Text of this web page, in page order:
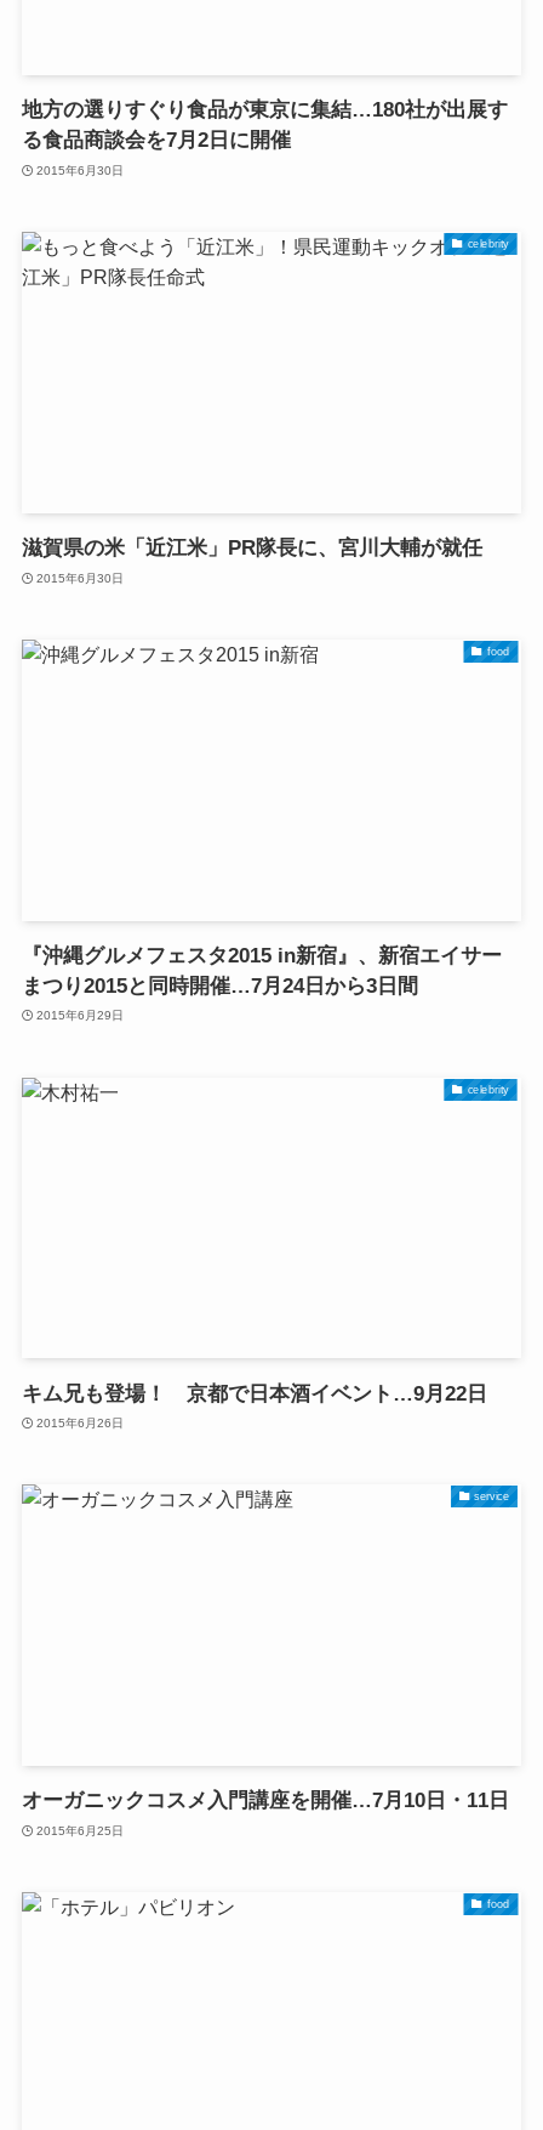
地方の選りすぐり食品が東京に集結…180社が出展す
る食品商談会を7月2日に開催
2015年6月30日
celebrity
滋賀県の米「近江米」PR隊長に、宮川大輔が就任
2015年6月30日
food
『沖縄グルメフェスタ2015 in新宿』、新宿エイサー
まつり2015と同時開催…7月24日から3日間
2015年6月29日
celebrity
キム兄も登場！ 京都で日本酒イベント…9月22日
2015年6月26日
service
オーガニックコスメ入門講座を開催…7月10日・11日
2015年6月25日
food